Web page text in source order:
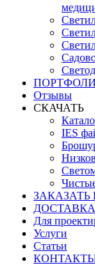
Отзывы
СКАЧАТЬ
IES
ЗАКАЗАТЬ
ДОСТАВКА
Для
Услуги
Статьи